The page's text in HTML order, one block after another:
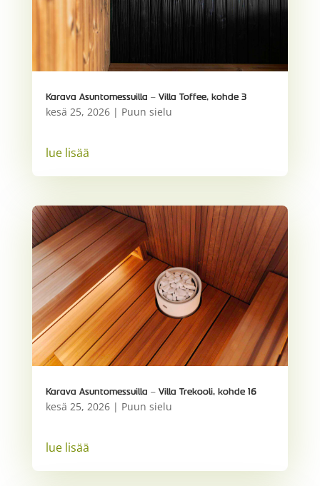
Karava Asuntomessuilla – Villa Toffee, kohde 3
kesä 25, 2026| Puun sielu
lue lisää
Karava Asuntomessuilla – Villa Trekooli, kohde 16
kesä 25, 2026| Puun sielu
lue lisää